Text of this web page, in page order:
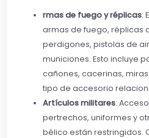
rmas de fuego y réplicas:
armas de fuego, réplicas
perdigones, pistolas de
municiones. Esto incluye
cañones, cacerinas,
tipo de accesorio
Artículos militares:
pertrechos, uniformes y
bélico están restringidos.